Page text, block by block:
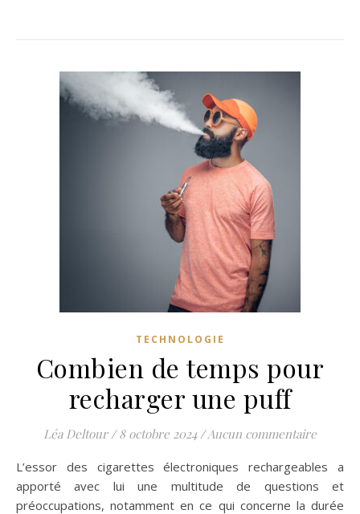
TECHNOLOGIE
Combien de temps pour
recharger une puff
Léa Deltour / 8 octobre 2024 /Aucun commentaire
L’essor des cigarettes électroniques rechargeables a
apporté avec lui une multitude de questions et
préoccupations, notamment en ce qui concerne la durée